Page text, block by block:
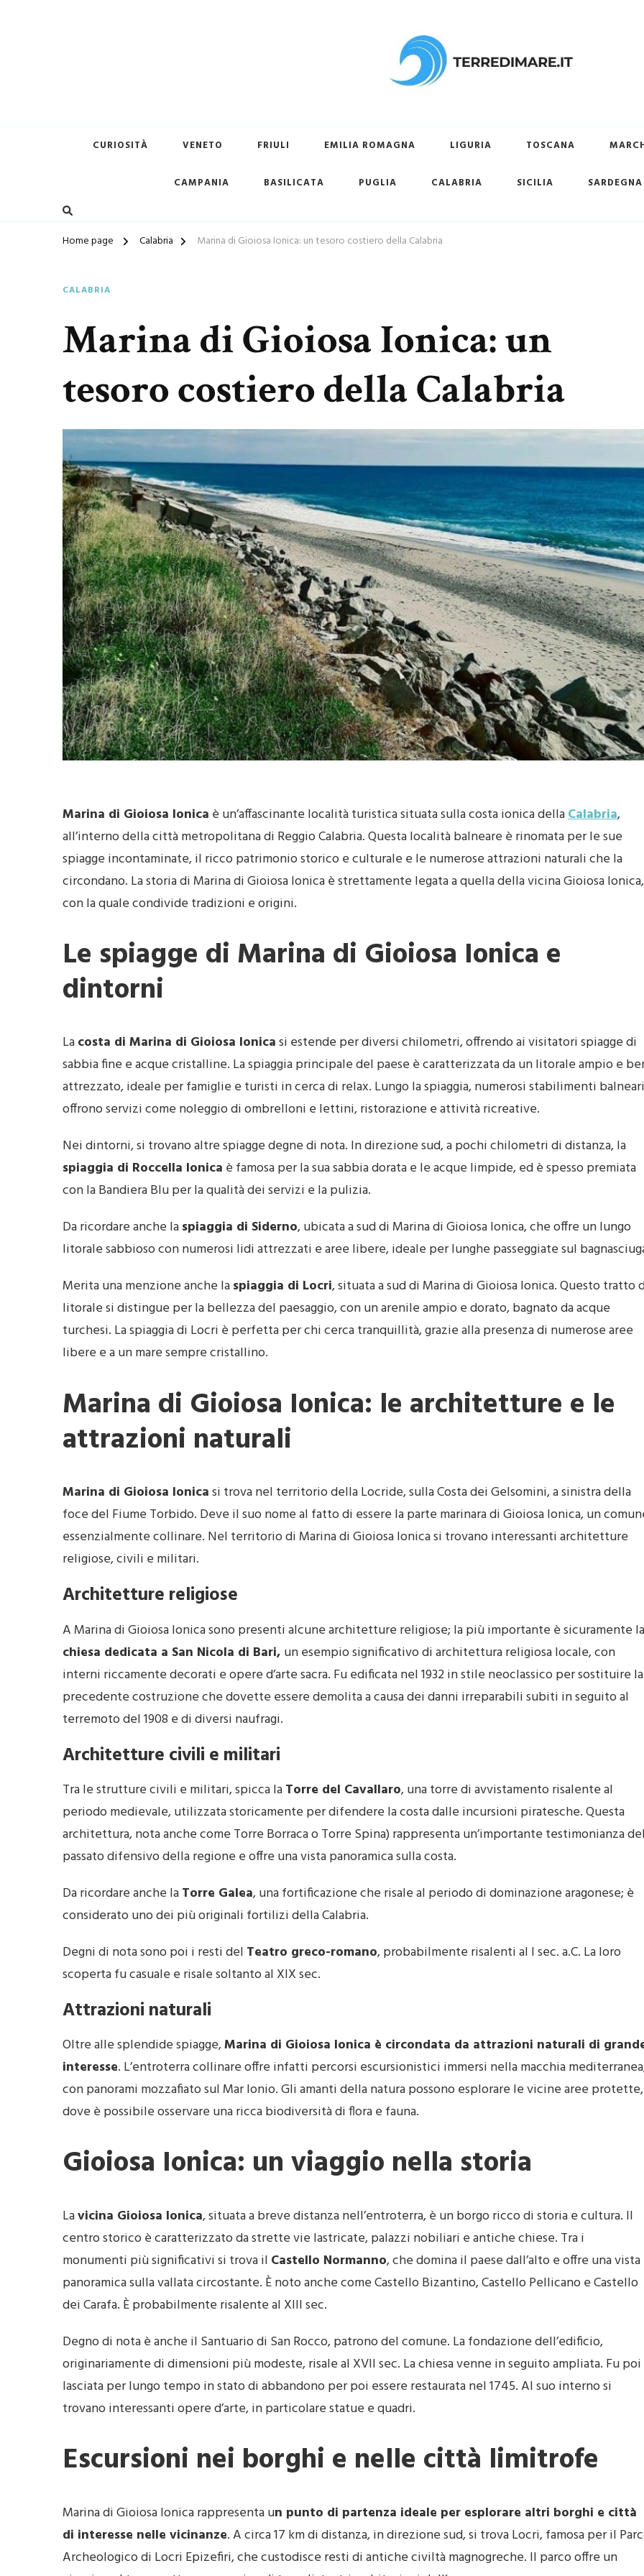
CURIOSITÀ VENETO FRIULI EMILIA ROMAGNA LIGURIA TOSCANA
CAMPANIA BASILICATA PUGLIA CALABRIA SICILIA SARDEGNA
Home page Calabria Marina di Gioiosa Ionica: un tesoro costiero della Calabria
CALABRIA
Marina di Gioiosa Ionica: un
tesoro costiero della Calabria
Marina di Gioiosa Ionica è un’affascinante località turistica situata sulla costa ionica dellaCalabria,
all’interno della città metropolitana di Reggio Calabria. Questa località balneare è rinomata per le sue
spiagge incontaminate, il ricco patrimonio storico e culturale e le numerose attrazioni naturali che la
circondano. La storia di Marina di Gioiosa Ionica è strettamente legata a quella della vicina Gioiosa Ionica,
con la quale condivide tradizioni e origini.
Le spiagge di Marina di Gioiosa Ionica e
dintorni
Lacosta di Marina di Gioiosa Ionicasi estende per diversi chilometri, offrendo ai visitatori spiagge di
sabbia fine e acque cristalline. La spiaggia principale del paese è caratterizzata da un litorale ampio e
attrezzato, ideale per famiglie e turisti in cerca di relax. Lungo la spiaggia, numerosi stabilimenti balneari
offrono servizi come noleggio di ombrelloni e lettini, ristorazione e attività ricreative.
Nei dintorni, si trovano altre spiagge degne di nota. In direzione sud, a pochi chilometri di distanza, la
spiaggia di Roccella Ionica è famosa per la sua sabbia dorata e le acque limpide, ed è spesso premiata
con la Bandiera Blu per la qualità dei servizi e la pulizia.
Da ricordare anche laspiaggia di Siderno, ubicata a sud di Marina di Gioiosa Ionica, che offre un lungo
litorale sabbioso con numerosi lidi attrezzati e aree libere, ideale per lunghe passeggiate sul
Merita una menzione anche laspiaggia di Locri, situata a sud di Marina di Gioiosa Ionica. Questo tratto
litorale si distingue per la bellezza del paesaggio, con un arenile ampio e dorato, bagnato da acque
turchesi. La spiaggia di Locri è perfetta per chi cerca tranquillità, grazie alla presenza di numerose aree
libere e a un mare sempre cristallino.
Marina di Gioiosa Ionica: le architetture e le
attrazioni naturali
Marina di Gioiosa Ionicasi trova nel territorio della Locride, sulla Costa dei Gelsomini, a sinistra della
foce del Fiume Torbido. Deve il suo nome al fatto di essere la parte marinara di Gioiosa Ionica, un
essenzialmente collinare. Nel territorio di Marina di Gioiosa Ionica si trovano interessanti architetture
religiose, civili e militari.
Architetture religiose
A Marina di Gioiosa Ionica sono presenti alcune architetture religiose; la più importante è sicuramente la
chiesa dedicata a San Nicola di Bari, un esempio significativo di architettura religiosa locale, con
interni riccamente decorati e opere d’arte sacra. Fu edificata nel 1932 in stile neoclassico per sostituire la
precedente costruzione che dovette essere demolita a causa dei danni irreparabili subiti in seguito al
terremoto del 1908 e di diversi naufragi.
Architetture civili e militari
Tra le strutture civili e militari, spicca laTorre del Cavallaro, una torre di avvistamento risalente al
periodo medievale, utilizzata storicamente per difendere la costa dalle incursioni piratesche. Questa
architettura, nota anche come Torre Borraca o Torre Spina) rappresenta un’importante testimonianza
passato difensivo della regione e offre una vista panoramica sulla costa.
Da ricordare anche laTorre Galea, una fortificazione che risale al periodo di dominazione aragonese; è
considerato uno dei più originali fortilizi della Calabria.
Degni di nota sono poi i resti del Teatro greco-romano, probabilmente risalenti al I sec. a.C. La loro
scoperta fu casuale e risale soltanto al XIX sec.
Attrazioni naturali
Oltre alle splendide spiagge,Marina di Gioiosa Ionica è circondata da attrazioni naturali di
interesse. L’entroterra collinare offre infatti percorsi escursionistici immersi nella macchia
con panorami mozzafiato sul Mar Ionio. Gli amanti della natura possono esplorare le vicine aree protette,
dove è possibile osservare una ricca biodiversità di flora e fauna.
Gioiosa Ionica: un viaggio nella storia
Lavicina Gioiosa Ionica, situata a breve distanza nell’entroterra, è un borgo ricco di storia e cultura. Il
centro storico è caratterizzato da strette vie lastricate, palazzi nobiliari e antiche chiese. Tra i
monumenti più significativi si trova il Castello Normanno, che domina il paese dall’alto e offre una vista
panoramica sulla vallata circostante. È noto anche come Castello Bizantino, Castello Pellicano e Castello
dei Carafa. È probabilmente risalente al XIII sec.
Degno di nota è anche il Santuario di San Rocco, patrono del comune. La fondazione dell’edificio,
originariamente di dimensioni più modeste, risale al XVII sec. La chiesa venne in seguito ampliata. Fu poi
lasciata per lungo tempo in stato di abbandono per poi essere restaurata nel 1745. Al suo interno si
trovano interessanti opere d’arte, in particolare statue e quadri.
Escursioni nei borghi e nelle città limitrofe
Marina di Gioiosa Ionica rappresenta un punto di partenza ideale per esplorare altri borghi e città
di interesse nelle vicinanze. A circa 17 km di distanza, in direzione sud, si trova Locri, famosa per il
Archeologico di Locri Epizefiri, che custodisce resti di antiche civiltà magnogreche. Il parco offre un